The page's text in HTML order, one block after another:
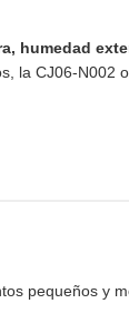
humedad
la CJ06-N002
pequeños y